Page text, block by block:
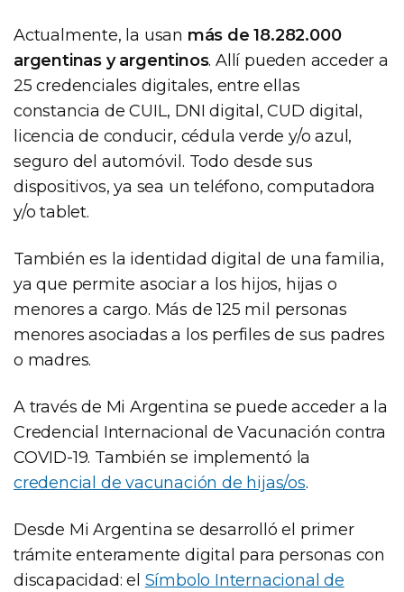
Actualmente, la usan más de 18.282.000
argentinas y argentinos. Allí pueden acceder a
25 credenciales digitales, entre ellas
constancia de CUIL, DNI digital, CUD digital,
licencia de conducir, cédula verde y/o azul,
seguro del automóvil. Todo desde sus
dispositivos, ya sea un teléfono, computadora
y/o tablet.
También es la identidad digital de una familia,
ya que permite asociar a los hijos, hijas o
menores a cargo. Más de 125 mil personas
menores asociadas a los perfiles de sus padres
o madres.
A través de Mi Argentina se puede acceder a la
Credencial Internacional de Vacunación contra
COVID-19. También se implementó la
credencial de vacunación de hijas/os.
Desde Mi Argentina se desarrolló el primer
trámite enteramente digital para personas con
discapacidad: el Símbolo Internacional de